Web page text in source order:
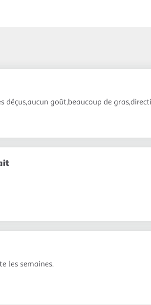
déçus,aucun goût,beaucoup de
les semaines.